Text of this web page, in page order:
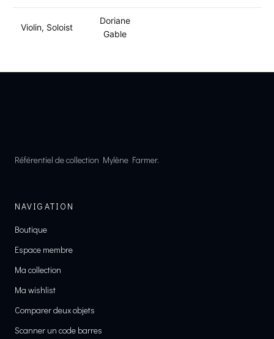
Violin, Soloist
Doriane
Gable
Référentiel de collection Mylène Farmer.
NAVIGATION
Boutique
Espace membre
Ma collection
Ma wishlist
Comparer deux objets
Scanner un code barres